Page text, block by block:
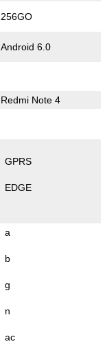
256GO
Android 6.0
Redmi Note 4
GPRS
EDGE
a
b
g
n
ac